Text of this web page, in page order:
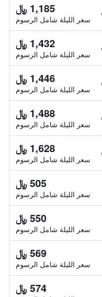
1,185 ﷼
سعر الليلة شامل الرسوم
1,432 ﷼
سعر الليلة شامل الرسوم
1,446 ﷼
سعر الليلة شامل الرسوم
1,488 ﷼
سعر الليلة شامل الرسوم
1,628 ﷼
سعر الليلة شامل الرسوم
505 ﷼
سعر الليلة شامل الرسوم
550 ﷼
سعر الليلة شامل الرسوم
569 ﷼
سعر الليلة شامل الرسوم
574 ﷼